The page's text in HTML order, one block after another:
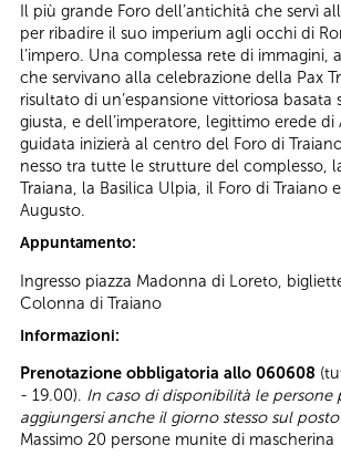
Il più grande Foro dell’antichità che servì
per ribadire il suo imperium agli occhi di
l’impero. Una complessa rete di immagini,
che servivano alla celebrazione della Pax
risultato di un’espansione vittoriosa basata
giusta, e dell’imperatore, legittimo erede di
guidata inizierà al centro del Foro di
nesso tra tutte le strutture del complesso,
Traiana, la Basilica Ulpia, il Foro di Traiano
Augusto.
Appuntamento:
Ingresso piazza Madonna di Loreto,
Colonna di Traiano
Informazioni:
Prenotazione obbligatoria allo 060608
- 19.00). In caso di disponibilità le persone
aggiungersi anche il giorno stesso sul posto
Massimo 20 persone munite di mascherina